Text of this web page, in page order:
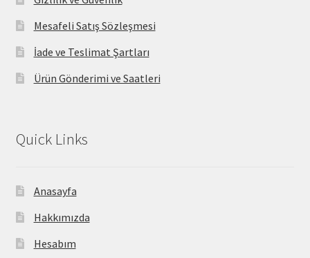
Mesafeli Satış Sözleşmesi
İade ve Teslimat Şartları
Ürün Gönderimi ve Saatleri
Quick Links
Anasayfa
Hakkımızda
Hesabım